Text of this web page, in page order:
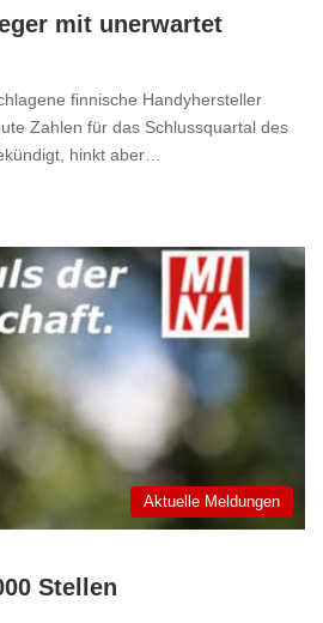
mit unerwartet
finnische Handyhersteller
Zahlen für das Schlussquartal des
hinkt aber…
Aktuelle Meldungen
Stellen